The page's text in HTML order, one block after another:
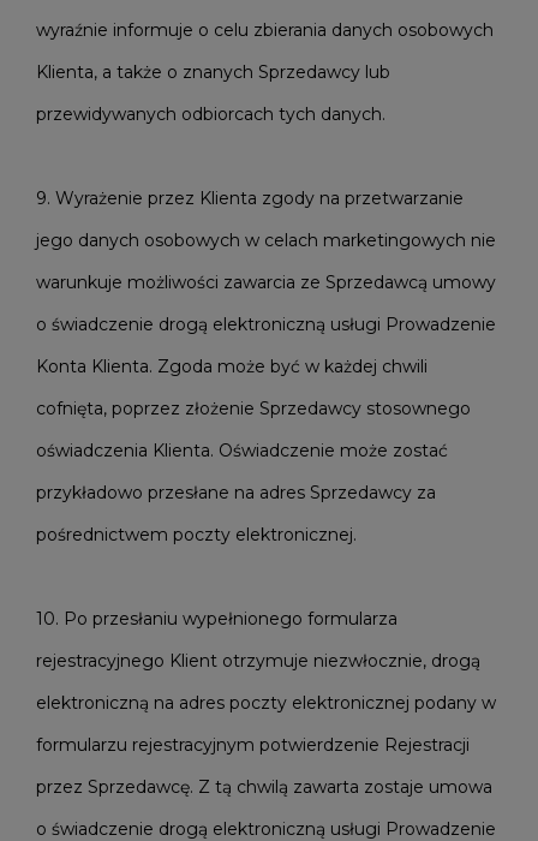
wyraźnie informuje o celu zbierania danych osobowych
Klienta, a także o znanych Sprzedawcy lub
przewidywanych odbiorcach tych danych.
9. Wyrażenie przez Klienta zgody na przetwarzanie
jego danych osobowych w celach marketingowych nie
warunkuje możliwości zawarcia ze Sprzedawcą umowy
o świadczenie drogą elektroniczną usługi Prowadzenie
Konta Klienta. Zgoda może być w każdej chwili
cofnięta, poprzez złożenie Sprzedawcy stosownego
oświadczenia Klienta. Oświadczenie może zostać
przykładowo przesłane na adres Sprzedawcy za
pośrednictwem poczty elektronicznej.
10. Po przesłaniu wypełnionego formularza
rejestracyjnego Klient otrzymuje niezwłocznie, drogą
elektroniczną na adres poczty elektronicznej podany w
formularzu rejestracyjnym potwierdzenie Rejestracji
przez Sprzedawcę. Z tą chwilą zawarta zostaje umowa
o świadczenie drogą elektroniczną usługi Prowadzenie